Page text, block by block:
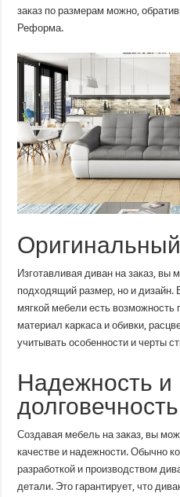
заказ по размерам можно,
Реформа.
Изготавливая диван на заказ, вы
подходящий размер, но и дизайн.
мягкой мебели есть
материал каркаса и обивки,
учитывать особенности и черты
Надежность и
долговечность
Создавая мебель на заказ, вы
качестве и надежности. Обычно
разработкой и производством
детали. Это гарантирует, что